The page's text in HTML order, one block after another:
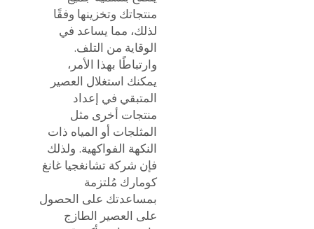
منتجاتك وتخزينها وفقًا
لذلك، مما يساعد في
الوقاية من التلف.
وارتباطًا بهذا الأمر،
يمكنك استغلال العصير
المتبقي في إعداد
منتجات أخرى مثل
المثلجات أو المياه ذات
النكهة الفواكهية. ولذلك
فإن شركة تشانغجيا غانغ
كومارك مُلتزمة
بمساعدتك على الحصول
على العصير الطازج